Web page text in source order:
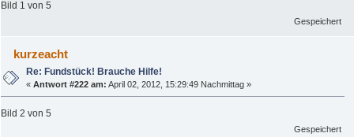
Bild 1 von 5
Gespeichert
kurzeacht
Re: Fundstück! Brauche Hilfe!
«Antwort #222 am: April 02, 2012, 15:29:49 Nachmittag »
Bild 2 von 5
Gespeichert